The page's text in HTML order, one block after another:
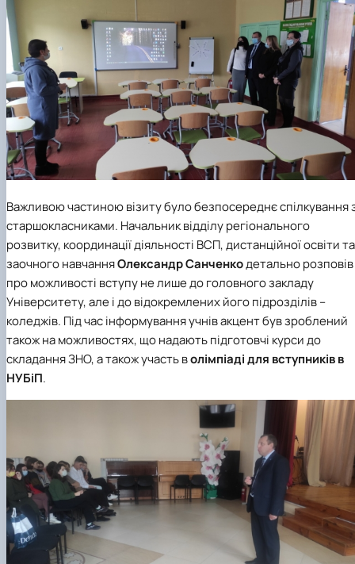
Важливою частиною візиту було безпосереднє спілкування
старшокласниками. Начальниквідділу регіонального
розвитку, координації діяльності ВСП, дистанційної освіти та
заочного навчанняОлександр Санченкодетально розповів
про можливості вступу не лише до головного закладу
Університету, але і до відокремлених його підрозділів –
коледжів. Під час інформування учнів акцент був зроблений
також на можливостях, що надають підготовчі курси до
складання ЗНО, а також участь волімпіаді для вступників в
НУБіП.